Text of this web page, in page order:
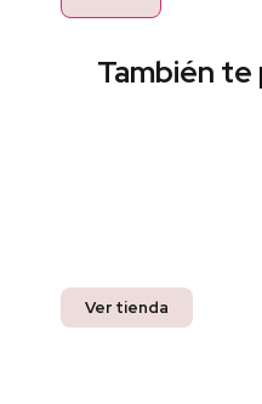
También
Ver tienda